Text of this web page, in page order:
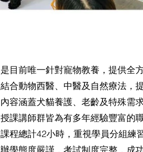
是目前唯一針對寵物教養，提供全
結合動物西醫、中醫及自然療法，
內容涵蓋犬貓養護、老齡及特殊需
授課講師群皆為有多年經驗豐富的
課程總計42小時，重視學員分組練